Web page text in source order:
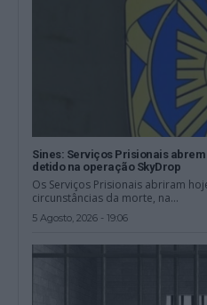
Sines: Serviços Prisionais
detido na operação SkyDrop
Os Serviços Prisionais abriram
circunstâncias da morte, na...
5 Agosto, 2026 - 19:06